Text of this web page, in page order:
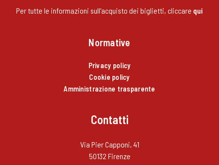
Per tutte le informazioni sull'acquisto dei biglietti, cliccare qui
Normative
Privacy policy
Cookie policy
Amministrazione trasparente
Contatti
Via Pier Capponi, 41
50132 Firenze